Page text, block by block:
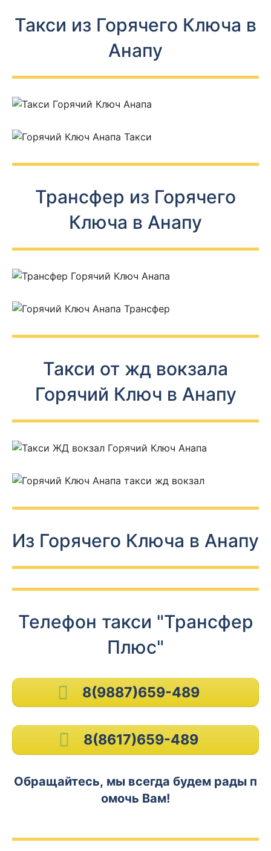
Такси из Горячего Ключа в
Анапу
Трансфер из Горячего
Ключа в Анапу
Такси от жд вокзала
Горячий Ключ в Анапу
Из Горячего Ключа в Анапу
Телефон такси "Трансфер
Плюс"
8(9887)659-489
8(8617)659-489
Обращайтесь, мы всегда будем рады п
омочь Вам!